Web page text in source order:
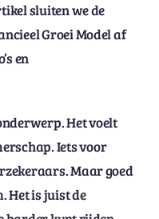
sluiten we de
Groei Model af
en
Het voelt
Iets voor
Maar goed
Het is juist de